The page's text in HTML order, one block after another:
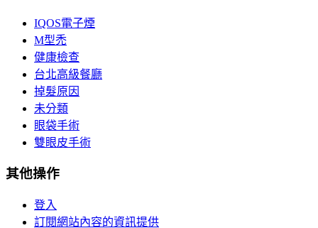
IQOS電子煙
M型禿
健康檢查
台北高級餐廳
掉髮原因
未分類
眼袋手術
雙眼皮手術
其他操作
登入
訂閱網站內容的資訊提供